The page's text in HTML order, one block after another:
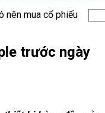
nên mua cổ phiếu
trước ngày